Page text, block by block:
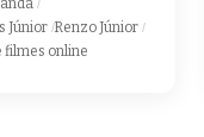
Júnior Renzo Júnior
filmes online